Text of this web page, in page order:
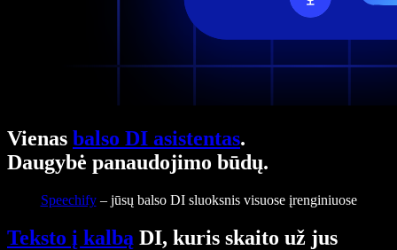
Vienas balso DI asistentas.
Daugybė panaudojimo būdų.
Speechify– jūsų balso DI sluoksnis visuose įrenginiuose
Teksto į kalbą DI, kuris skaito už jus